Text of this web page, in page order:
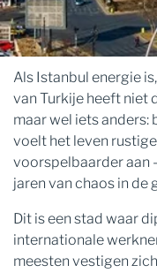
Als Istanbul energie
van Turkije heeft niet
maar wel iets anders:
voelt het leven
voorspelbaarder aan
jaren van chaos in de
Dit is een stad waar
internationale
meesten vestigen